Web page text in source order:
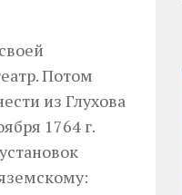
Потом
из Глухова
1764 г.